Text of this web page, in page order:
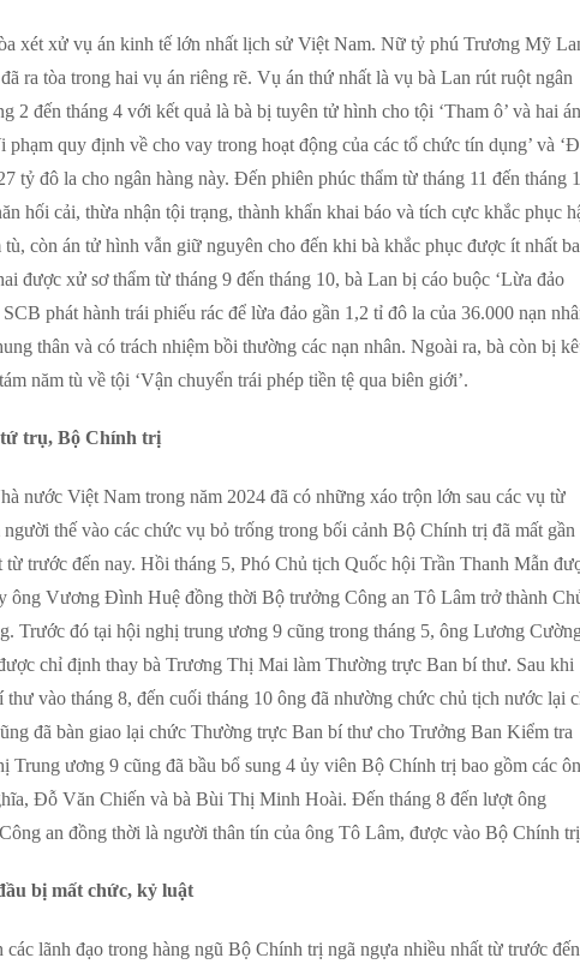
xét xử vụ án kinh tế lớn nhất lịch sử Việt Nam. Nữ tỷ phú Trương Mỹ
ra tòa trong hai vụ án riêng rẽ. Vụ án thứ nhất là vụ bà Lan rút ruột ngân
2 đến tháng 4 với kết quả là bà bị tuyên tử hình cho tội ‘Tham ô’ và hai án
quy định về cho vay trong hoạt động của các tổ chức tín dụng’ và
tỷ đô la cho ngân hàng này. Đến phiên phúc thẩm từ tháng 11 đến tháng
hối cải, thừa nhận tội trạng, thành khẩn khai báo và tích cực khắc phục
còn án tử hình vẫn giữ nguyên cho đến khi bà khắc phục được ít nhất ba
được xử sơ thẩm từ tháng 9 đến tháng 10, bà Lan bị cáo buộc ‘Lừa đảo
phát hành trái phiếu rác để lừa đảo gần 1,2 tỉ đô la của 36.000 nạn
thân và có trách nhiệm bồi thường các nạn nhân. Ngoài ra, bà còn bị
năm tù về tội ‘Vận chuyển trái phép tiền tệ qua biên giới’.
trụ, Bộ Chính trị
nước Việt Nam trong năm 2024 đã có những xáo trộn lớn sau các vụ từ
thế vào các chức vụ bỏ trống trong bối cảnh Bộ Chính trị đã mất gần
từ trước đến nay. Hồi tháng 5, Phó Chủ tịch Quốc hội Trần Thanh Mẫn
ông Vương Đình Huệ đồng thời Bộ trưởng Công an Tô Lâm trở thành
Trước đó tại hội nghị trung ương 9 cũng trong tháng 5, ông Lương
chỉ định thay bà Trương Thị Mai làm Thường trực Ban bí thư. Sau khi
vào tháng 8, đến cuối tháng 10 ông đã nhường chức chủ tịch nước lại
đã bàn giao lại chức Thường trực Ban bí thư cho Trưởng Ban Kiểm tra
Trung ương 9 cũng đã bầu bổ sung 4 ủy viên Bộ Chính trị bao gồm các
Đỗ Văn Chiến và bà Bùi Thị Minh Hoài. Đến tháng 8 đến lượt ông
an đồng thời là người thân tín của ông Tô Lâm, được vào Bộ Chính
bị mất chức, kỷ luật
lãnh đạo trong hàng ngũ Bộ Chính trị ngã ngựa nhiều nhất từ trước đến